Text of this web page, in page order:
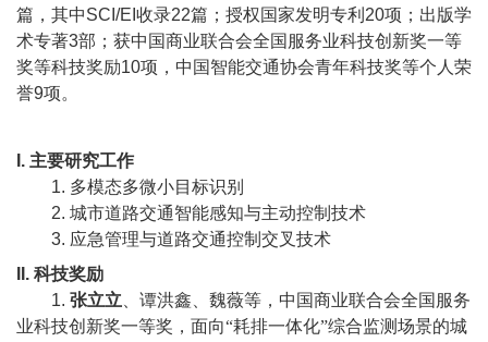
招
生
就
教
学
篇，其中SCI/EI 收录22篇；授权国家发明专利 20项；出版学
术专著3部；获中国商业联合会全国服务业科技创新奖一等
奖等科技奖励10项，中国智能交通协会青年科技奖等个人荣
誉9项。
I. 主要研究工作
1. 多模态多微小目标识别
2. 城市道路交通智能感知与主动控制技术
3. 应急管理与道路交通控制交叉技术
II. 科技奖励
1. 张立立 、谭洪鑫、魏薇等，中国商业联合会全国服务
业科技创新奖一等奖，面向“耗排一体化”综合监测场景的城